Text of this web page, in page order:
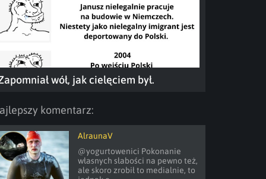
wół, jak cielęciem był.
komentarz:
AlraunaV
@yogurtowenici Pokonanie
własnych słabości na pewno też,
ale skoro zrobił to medialnie, to